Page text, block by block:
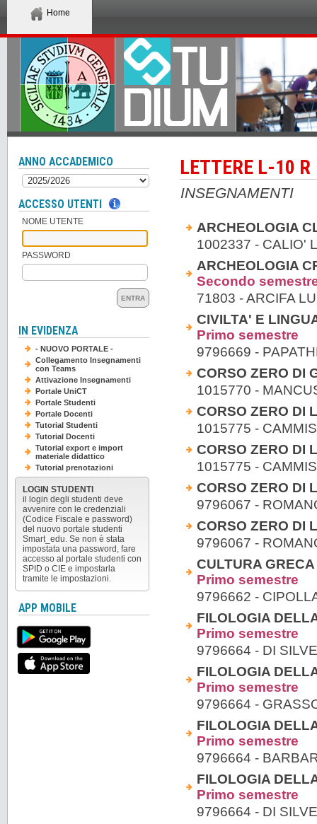
Home
LETTERE L-10 R
INSEGNAMENTI
ARCHEOLOGIA
1002337 - CALIO'
ARCHEOLOGIA
Secondo
71803 - ARCIFA
CIVILTA' E
Primo semestre
9796669 -
CORSO ZERO DI
1015770 -
CORSO ZERO DI
1015775 -
CORSO ZERO DI
1015775 -
CORSO ZERO DI
9796067 -
CORSO ZERO DI
9796067 -
CULTURA
Primo semestre
9796662 -
FILOLOGIA
Primo semestre
9796664 - DI
FILOLOGIA
Primo semestre
9796664 -
FILOLOGIA
Primo semestre
9796664 -
FILOLOGIA
Primo semestre
9796664 - DI
ANNO ACCADEMICO
ACCESSO UTENTI
NOME UTENTE
PASSWORD
ENTRA
IN EVIDENZA
- NUOVO PORTALE -
Collegamento Insegnamenti
con Teams
Attivazione Insegnamenti
Portale UniCT
Portale Studenti
Portale Docenti
Tutorial Studenti
Tutorial Docenti
Tutorial export e import
materiale didattico
Tutorial prenotazioni
LOGIN STUDENTI
il login degli studenti deve
avvenire con le credenziali
(Codice Fiscale e password)
del nuovo portale studenti
Smart_edu. Se non è stata
impostata una password, fare
accesso al portale studenti con
SPID o CIE e impostarla
tramite le impostazioni.
APP MOBILE